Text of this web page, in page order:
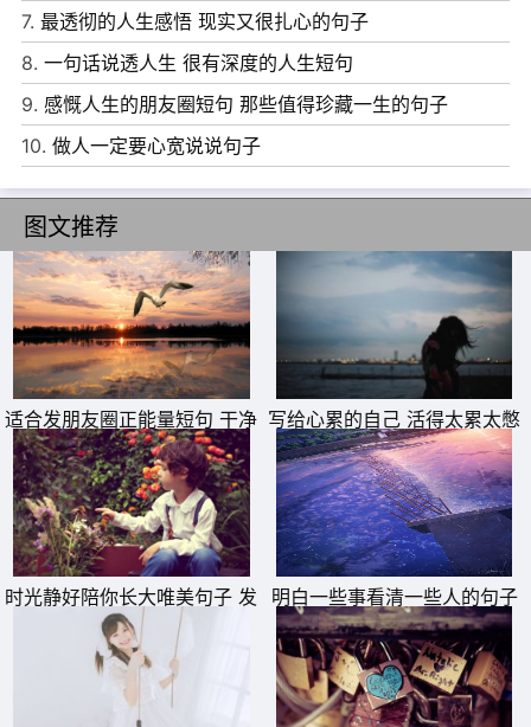
6、心往哪里想，哪里就会有亮光;心往哪里思，哪里就会有
奇迹;心往哪里移，哪里就会有新意;心往哪里放，哪里就会
有力量。
7、欲望就是这样的东西：你越得到它就越感到不足，你越
失去它就越感到知足。
8、生活是一首歌，吟唱着人生的节奏和旋律;生活是一条
路，延伸着人生的足迹和希望;生活是一杯酒，饱含着人生
的清醇与忧愁;生活是一团麻，交织着人生的烦恼与快乐;生
活是一幅画，描绘着人生经历的红绿蓝;生活是一团火，燃
烧着人生的憧憬和梦想。
9、幸运之神的降临往往是因为你多坚持了一会儿，多迈出
了几步，多找了一条路，多拐了一个弯。
10、要想活得不累就得少点攀比，要想活得不烦就得少点计
较，要想过得不苦就得少点懒惰，要想活得不悔就得少点鲁
7. 最透彻的人生感悟 现实又很扎心的句子
8. 一句话说透人生 很有深度的人生短句
9. 感慨人生的朋友圈短句 那些值得珍藏一生的句子
10. 做人一定要心宽说说句子
图文推荐
适合发朋友圈正能量短句 干净
励志短句
写给心累的自己 活得太累太憋
屈的说说
时光静好陪你长大唯美句子 发
朋友圈晒女儿的精美句子
明白一些事看清一些人的句子